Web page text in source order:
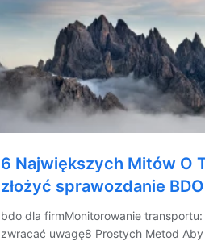
6 Największych Mitów O
złożyć sprawozdanie BDO
bdo dla firmMonitorowanie
zwracać uwagę8 Prostych Metod